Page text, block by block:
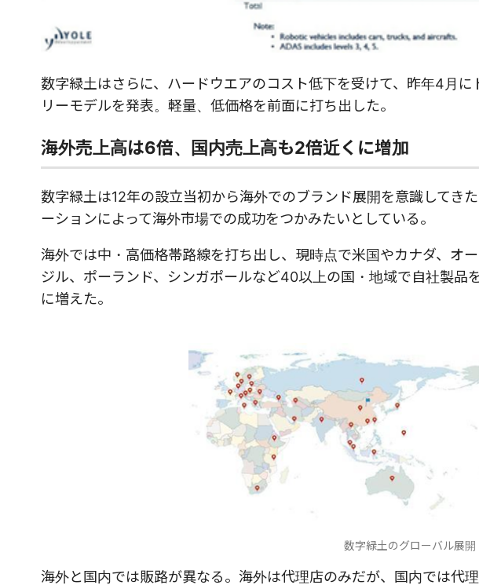
数字緑土はさらに、ハードウエアのコスト低下を受けて、昨年4月
リーモデルを発表。軽量、低価格を前面に打ち出した。
海外売上高は6倍、国内売上高も2倍近くに増加
数字緑土は12年の設立当初から海外でのブランド展開を意識してき
ーションによって海外市場での成功をつかみたいとしている。
海外では中・高価格帯路線を打ち出し、現時点で米国やカナダ、オ
ジル、ポーランド、シンガポールなど40以上の国・地域で自社製品
に増えた。
数字緑土のグローバル展開
海外と国内では販路が異なる。海外は代理店のみだが、国内では代